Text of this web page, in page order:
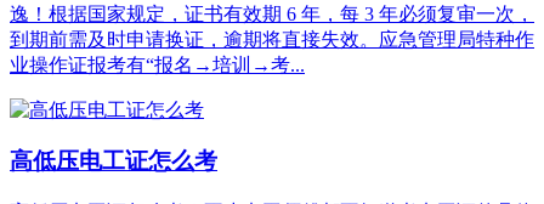
逸！根据国家规定，证书有效期 6 年，每 3 年必须复审一次，
到期前需及时申请换证，逾期将直接失效。应急管理局特种作
业操作证报考有“报名→培训→考...
高低压电工证怎么考